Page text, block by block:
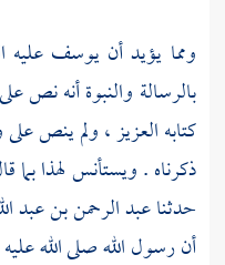
ومما يؤيد أن يوسف
بالرسالة والنبوة أنه نص
كتابه العزيز ، ولم ينص
ذكرناه . ويستأنس لهذا بما
حدثناعبد الرحمن بن عبد
أن رسول الله صلى الله